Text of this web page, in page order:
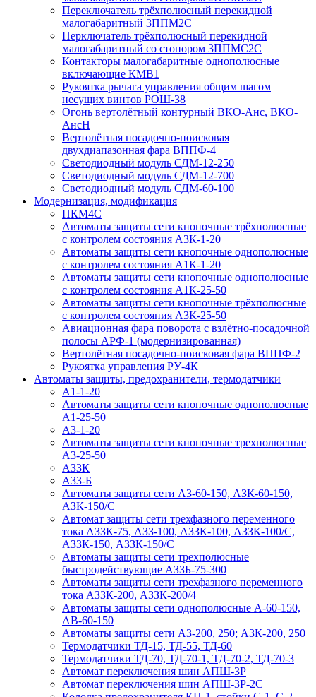
Переключатель трёхполюсный перекидной
малогабаритный 3ППМ2С
Перключатель трёхполюсный перекидной
малогабаритный со стопором 3ППМС2С
Контакторы малогабаритные однополюсные
включающие КМВ1
Рукоятка рычага управления общим шагом
несущих винтов РОШ-38
Огонь вертолётный контурный ВКО-Анс, ВКО-
АнсН
Вертолётная посадочно-поисковая
двухдиапазонная фара ВППФ-4
Светодиодный модуль СДМ-12-250
Светодиодный модуль СДМ-12-700
Светодиодный модуль СДМ-60-100
Модернизация, модификация
ПКМ4С
Автоматы защиты сети кнопочные трёхполюсные
с контролем состояния А3К-1-20
Автоматы защиты сети кнопочные однополюсные
с контролем состояния А1К-1-20
Автоматы защиты сети кнопочные однополюсные
с контролем состояния А1К-25-50
Автоматы защиты сети кнопочные трёхполюсные
с контролем состояния А3К-25-50
Авиационная фара поворота с взлётно-посадочной
полосы АРФ-1 (модернизированная)
Вертолётная посадочно-поисковая фара ВППФ-2
Рукоятка управления РУ-4К
Автоматы защиты, предохранители, термодатчики
А1-1-20
Автоматы защиты сети кнопочные однополюсные
А1-25-50
А3-1-20
Автоматы защиты сети кнопочные трехполюсные
А3-25-50
АЗ3К
А33-Б
Автоматы защиты сети А3-60-150, АЗК-60-150,
АЗК-150/С
Автомат защиты сети трехфазного переменного
тока АЗЗК-75, АЗЗ-100, АЗЗК-100, АЗЗК-100/С,
АЗЗК-150, АЗЗК-150/С
Автоматы защиты сети трехполюсные
быстродействующие АЗЗБ-75-300
Автоматы защиты сети трехфазного переменного
тока АЗЗК-200, АЗЗК-200/4
Автоматы защиты сети однополюсные А-60-150,
АВ-60-150
Автоматы защиты сети АЗ-200, 250; АЗК-200, 250
Термодатчики ТД-15, ТД-55, ТД-60
Термодатчики ТД-70, ТД-70-1, ТД-70-2, ТД-70-3
Автомат переключения шин АПШ-3Р
Автомат переключения шин АПШ-3P-2С